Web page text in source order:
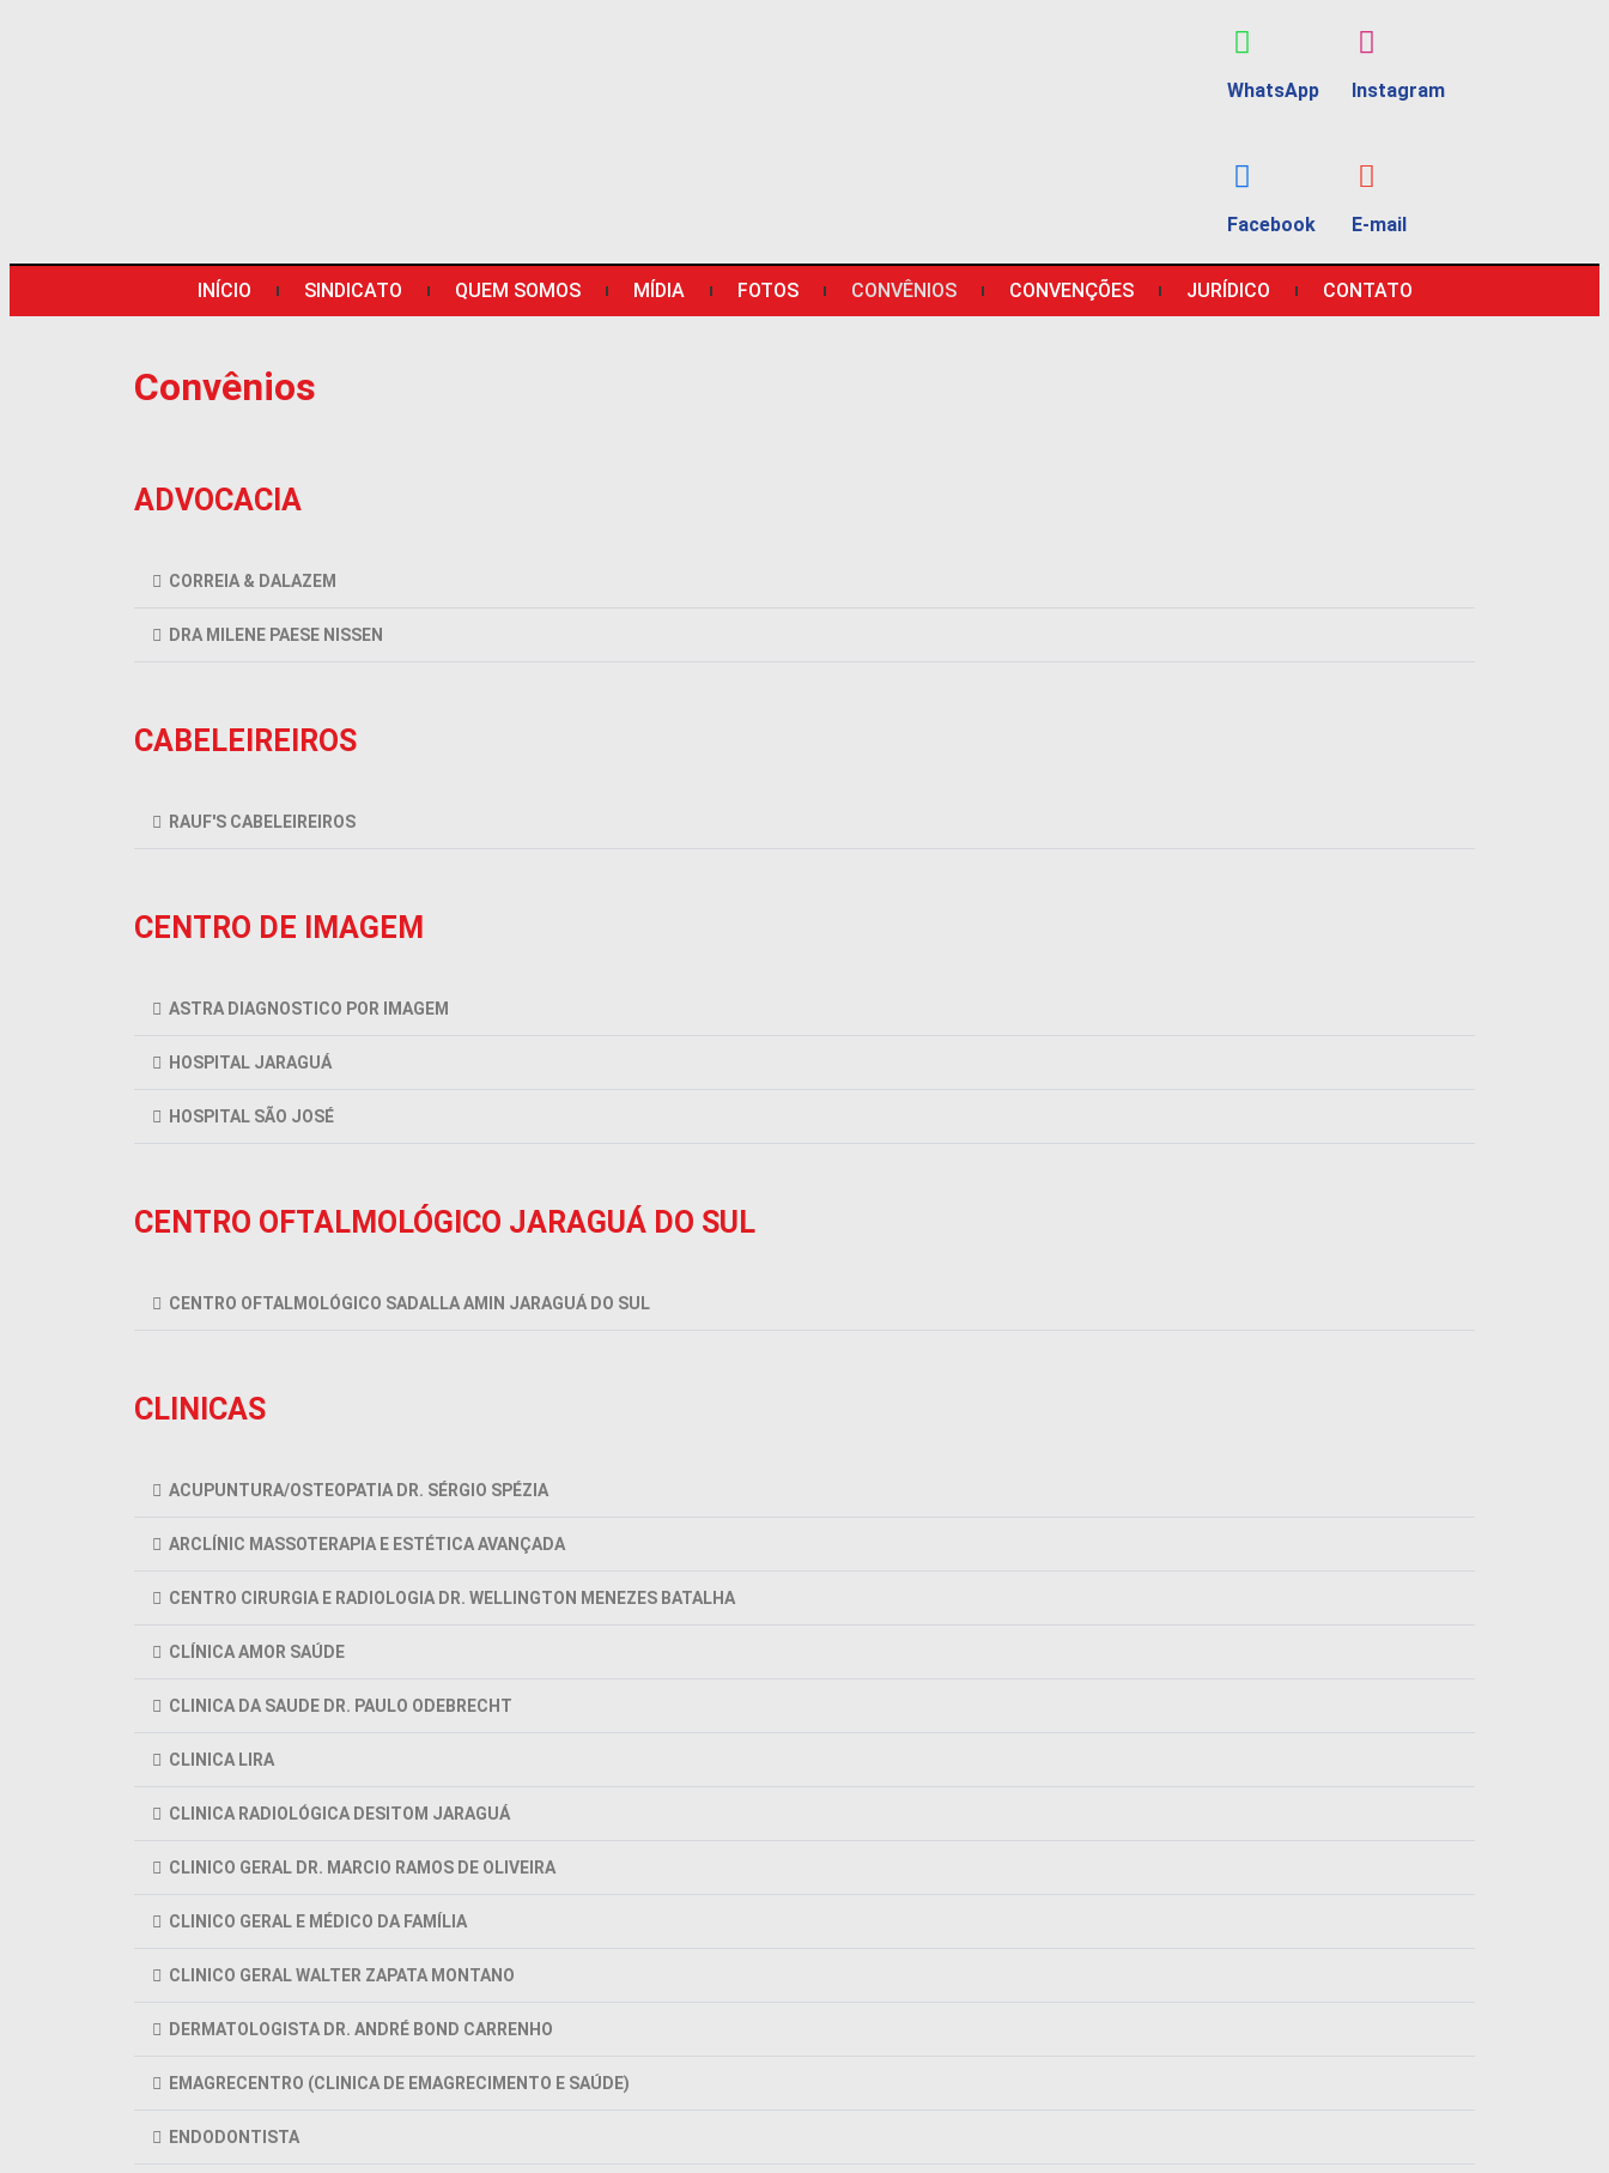
WhatsApp
Facebook
Instagram
E-mail
INÍCIO SINDICATO QUEM SOMOS MÍDIA FOTOS CONVÊNIOS CONVENÇÕES JURÍDICO CONTATO
Convênios
ADVOCACIA
CORREIA & DALAZEM
DRA MILENE PAESE NISSEN
CABELEIREIROS
RAUF'S CABELEIREIROS
CENTRO DE IMAGEM
ASTRA DIAGNOSTICO POR IMAGEM
HOSPITAL JARAGUÁ
HOSPITAL SÃO JOSÉ
CENTRO OFTALMOLÓGICO JARAGUÁ DO SUL
CENTRO OFTALMOLÓGICO SADALLA AMIN JARAGUÁ DO SUL
CLINICAS
ACUPUNTURA/OSTEOPATIA DR. SÉRGIO SPÉZIA
ARCLÍNIC MASSOTERAPIA E ESTÉTICA AVANÇADA
CENTRO CIRURGIA E RADIOLOGIA DR. WELLINGTON MENEZES BATALHA
CLÍNICA AMOR SAÚDE
CLINICA DA SAUDE DR. PAULO ODEBRECHT
CLINICA LIRA
CLINICA RADIOLÓGICA DESITOM JARAGUÁ
CLINICO GERAL DR. MARCIO RAMOS DE OLIVEIRA
CLINICO GERAL E MÉDICO DA FAMÍLIA
CLINICO GERAL WALTER ZAPATA MONTANO
DERMATOLOGISTA DR. ANDRÉ BOND CARRENHO
EMAGRECENTRO (CLINICA DE EMAGRECIMENTO E SAÚDE)
ENDODONTISTA